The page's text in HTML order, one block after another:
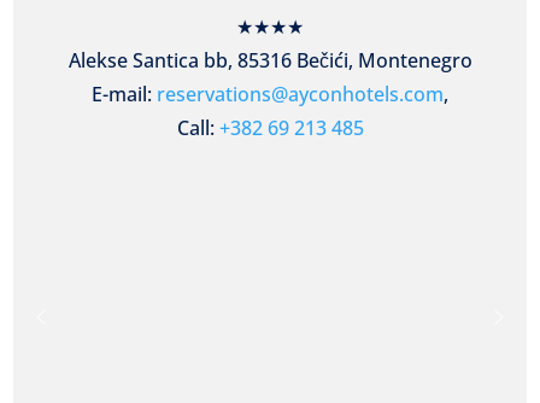
★★★★
Alekse Santica bb, 85316 Bečići, Montenegro
E-mail: reservations@ayconhotels.com,
Call:+382 69 213 485